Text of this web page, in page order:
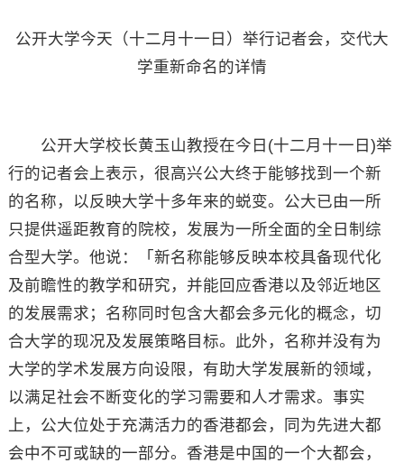
公开大学今天（十二月十一日）举行记者会，交代大
学重新命名的详情
公开大学校长黄玉山教授在今日(十二月十一日)举
行的记者会上表示，很高兴公大终于能够找到一个新
的名称，以反映大学十多年来的蜕变。公大已由一所
只提供遥距教育的院校，发展为一所全面的全日制综
合型大学。他说：「新名称能够反映本校具备现代化
及前瞻性的教学和研究，并能回应香港以及邻近地区
的发展需求；名称同时包含大都会多元化的概念，切
合大学的现况及发展策略目标。此外，名称并没有为
大学的学术发展方向设限，有助大学发展新的领域，
以满足社会不断变化的学习需要和人才需求。事实
上，公大位处于充满活力的香港都会，同为先进大都
会中不可或缺的一部分。香港是中国的一个大都会，